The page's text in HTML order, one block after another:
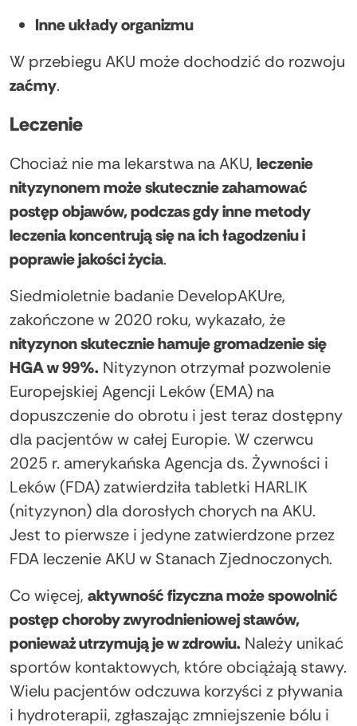
Inne układy organizmu
W przebiegu AKU może dochodzić do rozwoju
zaćmy.
Leczenie
Chociaż nie ma lekarstwa na AKU, leczenie
nityzynonem może skutecznie zahamować
postęp objawów, podczas gdy inne metody
leczenia koncentrują się na ich łagodzeniu i
poprawie jakości życia.
Siedmioletnie badanie DevelopAKUre,
zakończone w 2020 roku, wykazało, że
nityzynon skutecznie hamuje gromadzenie się
HGA w 99%. Nityzynon otrzymał pozwolenie
Europejskiej Agencji Leków (EMA) na
dopuszczenie do obrotu i jest teraz dostępny
dla pacjentów w całej Europie. W czerwcu
2025 r. amerykańska Agencja ds. Żywności i
Leków (FDA) zatwierdziła tabletki HARLIK
(nityzynon) dla dorosłych chorych na AKU.
Jest to pierwsze i jedyne zatwierdzone przez
FDA leczenie AKU w Stanach Zjednoczonych.
Co więcej, aktywność fizyczna może spowolnić
postęp choroby zwyrodnieniowej stawów,
ponieważ utrzymują je w zdrowiu. Należy unikać
sportów kontaktowych, które obciążają stawy.
Wielu pacjentów odczuwa korzyści z pływania
i hydroterapii, zgłaszając zmniejszenie bólu i